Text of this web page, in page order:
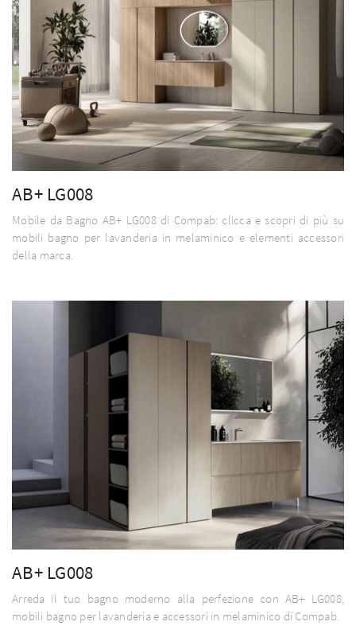
AB+ LG008
Mobile da Bagno AB+ LG008 di Compab: clicca e scopri di più su
mobili bagno per lavanderia in melaminico e elementi accessori
della marca.
AB+ LG008
Arreda il tuo bagno moderno alla perfezione con AB+ LG008,
mobili bagno per lavanderia e accessori in melaminico di Compab.